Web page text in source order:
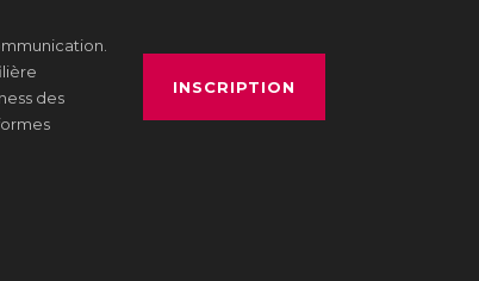
des
INSCRIPTION